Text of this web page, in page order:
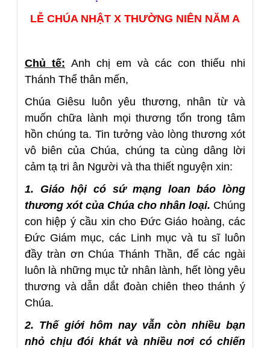
LỄ CHÚA NHẬT X THƯỜNG NIÊN NĂM A
Chủ tế: Anh chị em và các con thiếu nhi
Thánh Thể thân mến,
Chúa Giêsu luôn yêu thương, nhân từ và
muốn chữa lành mọi thương tổn trong tâm
hồn chúng ta. Tin tưởng vào lòng thương xót
vô biên của Chúa, chúng ta cùng dâng lời
cảm tạ tri ân Người và tha thiết nguyện xin:
1. Giáo hội có sứ mạng loan báo lòng
thương xót của Chúa cho nhân loại. Chúng
con hiệp ý cầu xin cho Đức Giáo hoàng, các
Đức Giám mục, các Linh mục và tu sĩ luôn
đầy tràn ơn Chúa Thánh Thần, để các ngài
luôn là những mục tử nhân lành, hết lòng yêu
thương và dẫn dắt đoàn chiên theo thánh ý
Chúa.
2. Thế giới hôm nay vẫn còn nhiều bạn
nhỏ chịu đói khát và nhiều nơi có chiến